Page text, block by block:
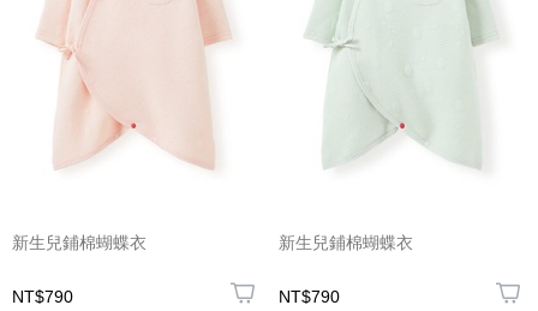
新生兒鋪棉蝴蝶衣
NT$790
新生兒鋪棉蝴蝶衣
NT$790